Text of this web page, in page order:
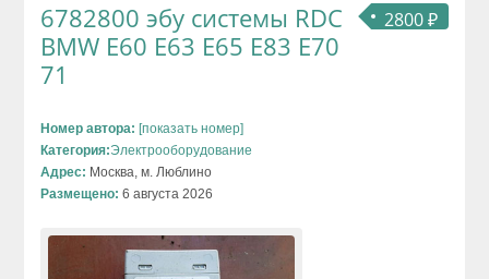
2800 ₽
6782800 эбу системы RDC
BMW E60 E63 E65 E83 E70
71
Номер автора: [показать номер]
Категория:Электрооборудование
Адрес: Москва, м. Люблино
Размещено: 6 августа 2026